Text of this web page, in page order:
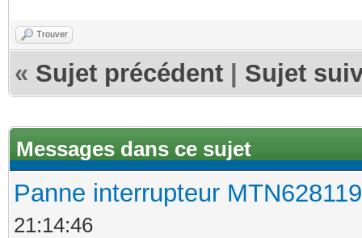
Trouver
« Sujet précédent Sujet
Messages dans ce sujet
Panne interrupteur
21:14:46